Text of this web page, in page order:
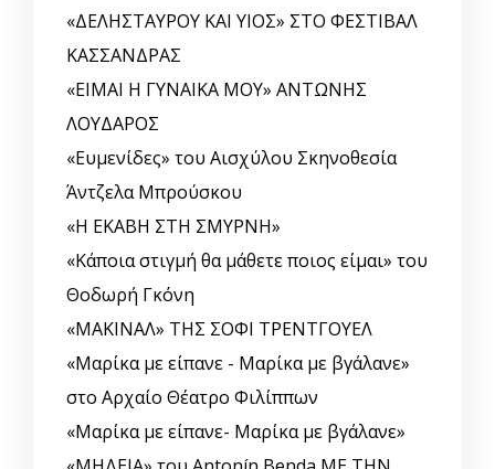
«ΔΕΛΗΣΤΑΥΡΟΥ ΚΑΙ ΥΙΟΣ» ΣΤΟ ΦΕΣΤΙΒΑΛ
ΚΑΣΣΑΝΔΡΑΣ
«ΕΙΜΑΙ Η ΓΥΝΑΙΚΑ ΜΟΥ» ΑΝΤΩΝΗΣ
ΛΟΥΔΑΡΟΣ
«Ευμενίδες» του Αισχύλου Σκηνοθεσία
Άντζελα Μπρούσκου
«Η ΕΚΑΒΗ ΣΤΗ ΣΜΥΡΝΗ»
«Κάποια στιγμή θα μάθετε ποιος είμαι» του
Θοδωρή Γκόνη
«ΜΑΚΙΝΑΛ» ΤΗΣ ΣΟΦΙ ΤΡΕΝΤΓΟΥΕΛ
«Μαρίκα με είπανε - Μαρίκα με βγάλανε»
στο Αρχαίο Θέατρο Φιλίππων
«Μαρίκα με είπανε- Μαρίκα με βγάλανε»